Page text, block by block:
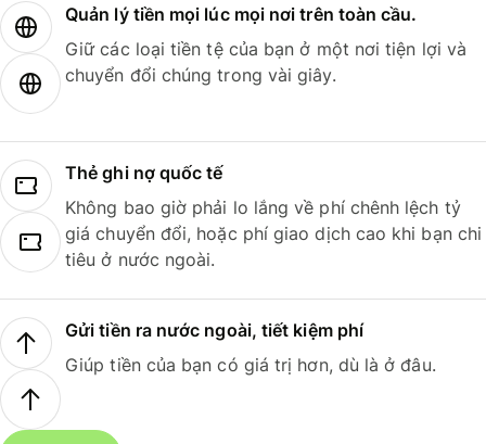
Quản lý tiền mọi lúc mọi nơi trên toàn cầu.
Giữ các loại tiền tệ của bạn ở một nơi tiện lợi và
chuyển đổi chúng trong vài giây.
Thẻ ghi nợ quốc tế
Không bao giờ phải lo lắng về phí chênh lệch tỷ
giá chuyển đổi, hoặc phí giao dịch cao khi bạn chi
tiêu ở nước ngoài.
Gửi tiền ra nước ngoài, tiết kiệm phí
Giúp tiền của bạn có giá trị hơn, dù là ở đâu.